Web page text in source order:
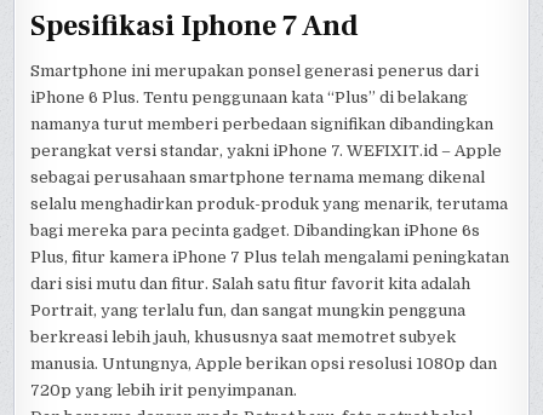
Spesifikasi Iphone 7 And
Smartphone ini merupakan ponsel generasi penerus dari
iPhone 6 Plus. Tentu penggunaan kata “Plus” di belakang
namanya turut memberi perbedaan signifikan dibandingkan
perangkat versi standar, yakni iPhone 7. WEFIXIT.id – Apple
sebagai perusahaan smartphone ternama memang dikenal
selalu menghadirkan produk-produk yang menarik, terutama
bagi mereka para pecinta gadget. Dibandingkan iPhone 6s
Plus, fitur kamera iPhone 7 Plus telah mengalami peningkatan
dari sisi mutu dan fitur. Salah satu fitur favorit kita adalah
Portrait, yang terlalu fun, dan sangat mungkin pengguna
berkreasi lebih jauh, khususnya saat memotret subyek
manusia. Untungnya, Apple berikan opsi resolusi 1080p dan
720p yang lebih irit penyimpanan.